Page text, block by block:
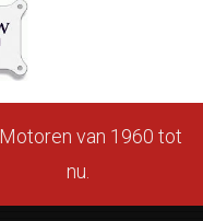
Motoren van 1960 tot
nu.